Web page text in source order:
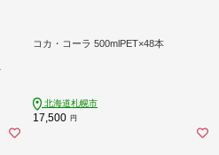
コカ・コーラ 500mlPET×48本
北海道札幌市
17,500 円